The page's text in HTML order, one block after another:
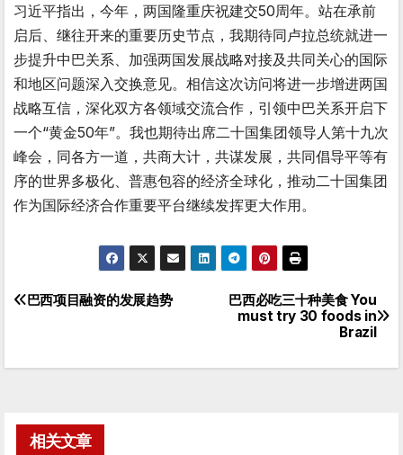
习近平指出，今年，两国隆重庆祝建交50周年。站在承前
启后、继往开来的重要历史节点，我期待同卢拉总统就进一
步提升中巴关系、加强两国发展战略对接及共同关心的国际
和地区问题深入交换意见。相信这次访问将进一步增进两国
战略互信，深化双方各领域交流合作，引领中巴关系开启下
一个“黄金50年”。我也期待出席二十国集团领导人第十九次
峰会，同各方一道，共商大计，共谋发展，共同倡导平等有
序的世界多极化、普惠包容的经济全球化，推动二十国集团
作为国际经济合作重要平台继续发挥更大作用。
文
航
巴西必吃三十种美食 You
must try 30 foods in
Brazil
巴西项目融资的发展趋势
相关文章